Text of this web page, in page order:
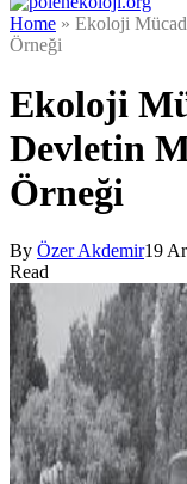
Home » Ekoloji
Örneği
Ekoloji
Devletin
Örneği
By Özer Akdemir19
Read